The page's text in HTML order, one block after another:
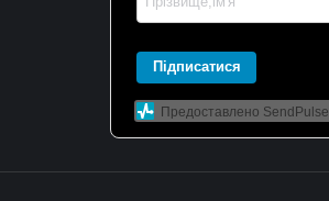
Підписатися
Предоставлено SendPulse